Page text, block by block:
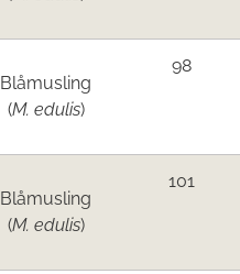
Blåmusling
(M. edulis)
98
Blåmusling
(M. edulis)
101